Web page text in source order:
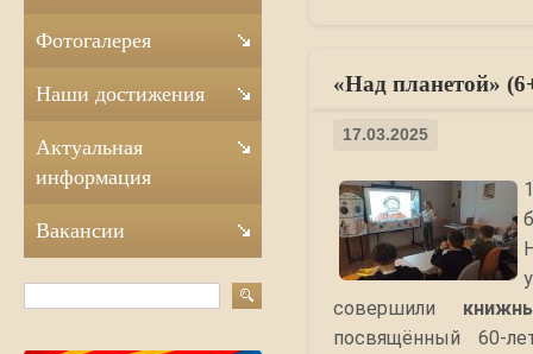
«Над планетой»
17.03.2025
совершили
посвящённый 60-
Фотогалерея
Наши достижения
Актуальная
информация
Вакансии